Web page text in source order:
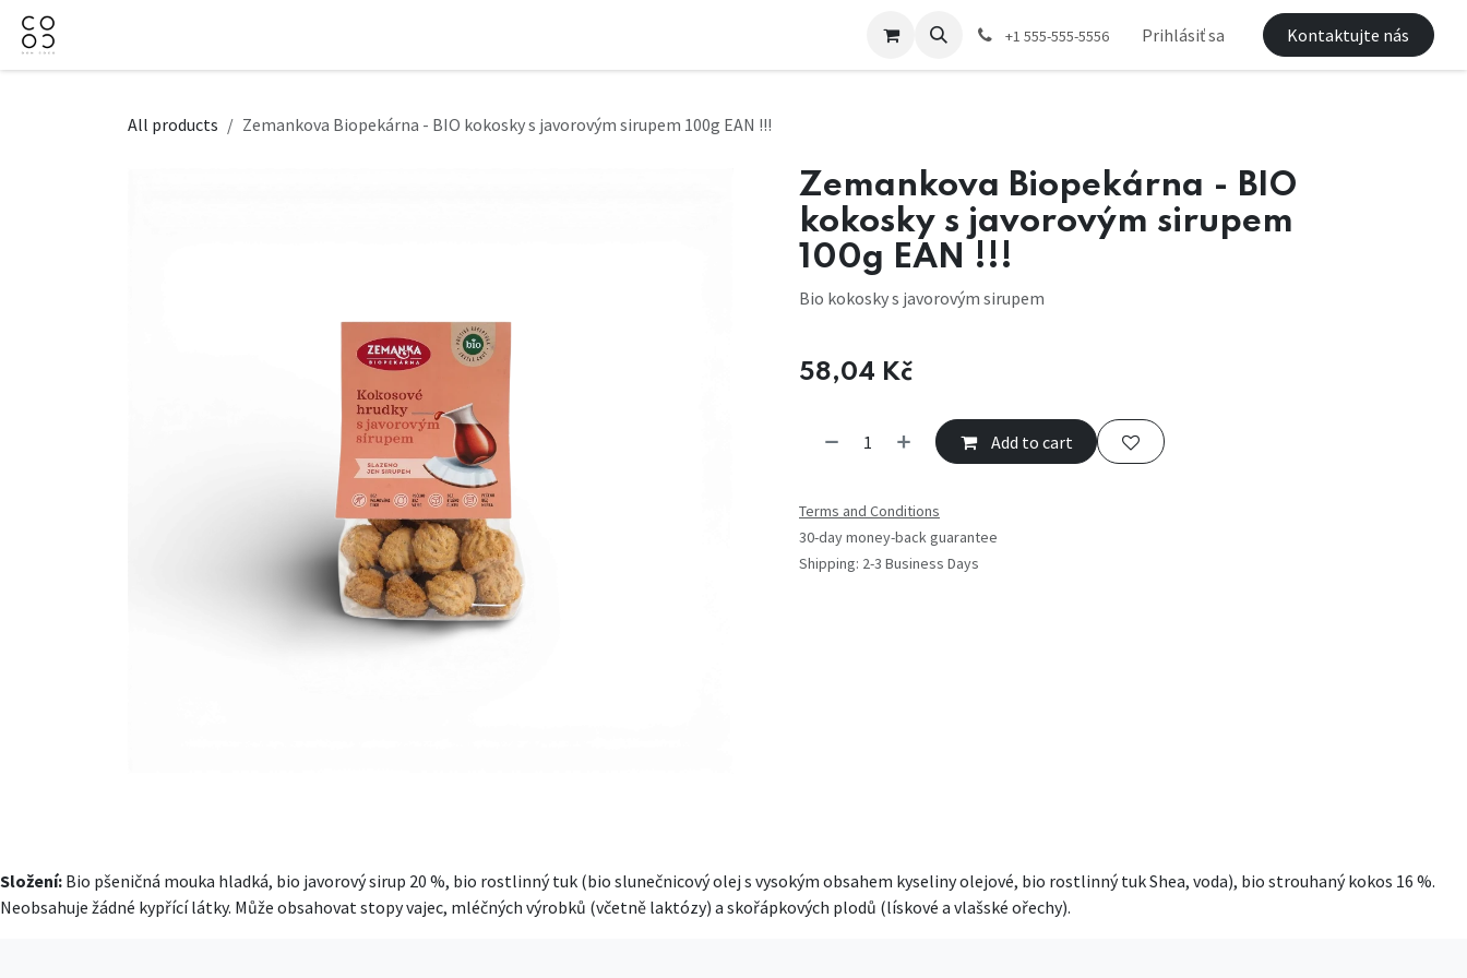
Skip to Content
+1 555-555-5556 Prihlásiť sa Kontaktujte nás
All products Zemankova Biopekárna - BIO kokosky s javorovým sirupem 100g EAN !!!
Zemankova Biopekárna - BIO
kokosky s javorovým sirupem
100g EAN !!!
Bio kokosky s javorovým sirupem
58,04 Kč
Add to cart
Terms and Conditions
30-day money-back guarantee
Shipping: 2-3 Business Days
Složení: Bio pšeničná mouka hladká, bio javorový sirup 20 %, bio rostlinný tuk (bio slunečnicový olej s vysokým obsahem kyseliny olejové, bio rostlinný tuk Shea, voda), bio strouhaný kokos 16 %.
Neobsahuje žádné kypřící látky. Může obsahovat stopy vajec, mléčných výrobků (včetně laktózy) a skořápkových plodů (lískové a vlašské ořechy).